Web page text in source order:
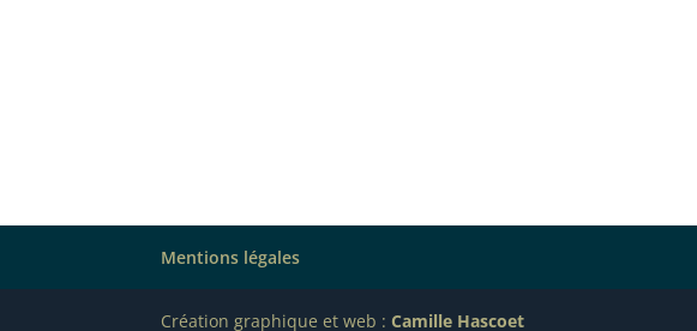
Mentions légales
Création graphique et web : Camille Hascoet